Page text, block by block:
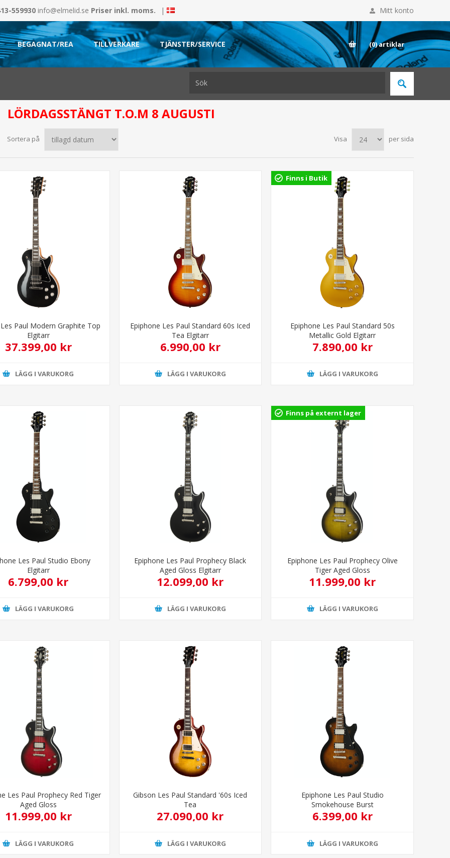
559930 info@elmelid.se Priser inkl. moms. | Mitt konto
BEGAGNAT/REA TILLVERKARE TJÄNSTER/SERVICE (0)artiklar
LÖRDAGSSTÄNGT T.O.M 8 AUGUSTI
Sortera på Visa per sida
Paul Modern Graphite Top
Elgitarr
37.399,00 kr
LÄGG I VARUKORG
Epiphone Les Paul Standard 60s Iced
Tea Elgitarr
6.990,00 kr
LÄGG I VARUKORG
Finns i Butik
Epiphone Les Paul Standard 50s
Metallic Gold Elgitarr
7.890,00 kr
LÄGG I VARUKORG
Les Paul Studio Ebony
Elgitarr
6.799,00 kr
LÄGG I VARUKORG
Epiphone Les Paul Prophecy Black
Aged Gloss Elgitarr
12.099,00 kr
LÄGG I VARUKORG
Finns på externt lager
Epiphone Les Paul Prophecy Olive
Tiger Aged Gloss
11.999,00 kr
LÄGG I VARUKORG
Les Paul Prophecy Red Tiger
Aged Gloss
11.999,00 kr
LÄGG I VARUKORG
Gibson Les Paul Standard '60s Iced
Tea
27.090,00 kr
LÄGG I VARUKORG
Epiphone Les Paul Studio
Smokehouse Burst
6.399,00 kr
LÄGG I VARUKORG